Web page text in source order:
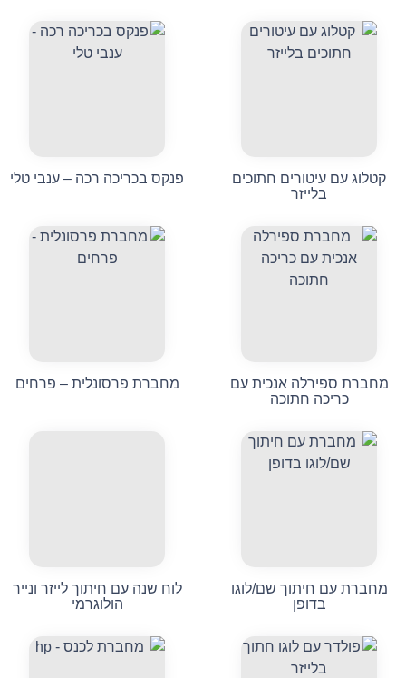
קטלוג עם עיטורים חתוכים
בלייזר
פנקס בכריכה רכה – ענבי טלי
מחברת ספירלה אנכית עם
כריכה חתוכה
מחברת פרסונלית – פרחים
מחברת עם חיתוך שם/לוגו
בדופן
לוח שנה עם חיתוך לייזר ונייר
הולוגרמי